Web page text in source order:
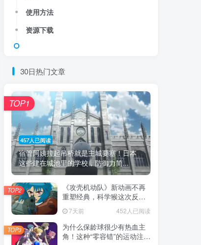
使用方法
资源下载
30日热门文章
457人已阅读
宿管阿姨拉起吊桥就是主城要塞！日本
这些建在城池里的学校，防御力简...
TOP1
《攻壳机动队》新动画不再
重塑经典，科学猴这次反而
7天前 452人已阅读
TOP2
为什么保龄球很少有热血主
角！这种“零容错”的运动注定
TOP3